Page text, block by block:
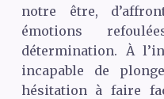
notre être,
émotions
détermination. À
incapable de
hésitation à faire